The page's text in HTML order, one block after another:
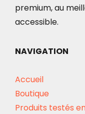
premium, au
accessible.
NAVIGATION
Accueil
Boutique
Produits testés